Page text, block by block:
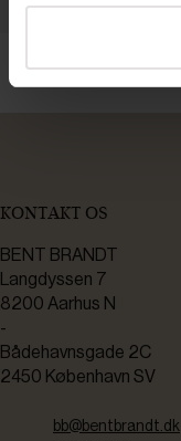
KONTAKT OS
BENT BRANDT
Langdyssen 7
8200 Aarhus N
-
Bådehavnsgade 2C
2450 København SV
bb@bentbrandt.dk